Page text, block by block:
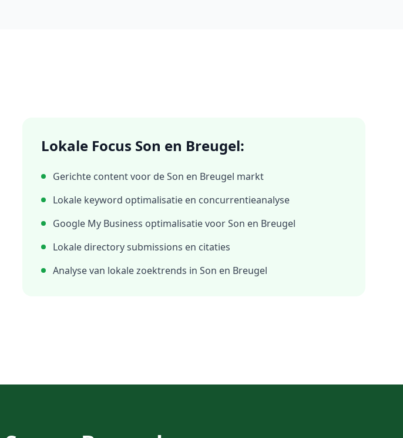
Lokale Focus Son en Breugel:
Gerichte content voor deSon en Breugel markt
Lokale keyword optimalisatie en concurrentieanalyse
Google My Business optimalisatie voorSon en Breugel
Lokale directory submissions en citaties
Analyse van lokale zoektrends in Son en Breugel